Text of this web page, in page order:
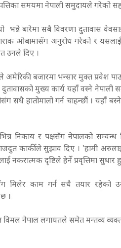
समयमा नेपाली समुदायले गरेको
भन्ने बारेमा सबै विवरणा दुतावास
बाराक ओबामासँग अनुरोध गरेको र
उनले दिए ।
अमेरिकी बजारमा भन्सार मुक्त प्रवेश
दुतावासको मुख्य कार्य यहाँ वस्ने
सधै हातोमालो गर्न चाहन्छौं । यहाँ
निकाय र पक्षसँग नेपालको
कार्कीले सुझाव दिए । 'हामी
नकरात्मक दृष्टिले हेर्ने प्रवृत्तिमा सुधार
मिलेर काम गर्न सधै तयार रहेको
।
विमल नेपाल लगायतले समेत मन्तव्य